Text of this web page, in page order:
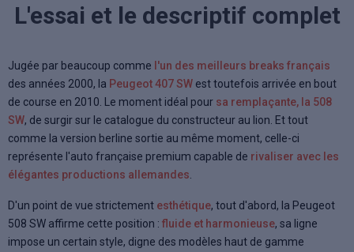
L'essai et le descriptif complet
Jugée par beaucoup comme l'un des meilleurs breaks français
des années 2000, la Peugeot 407 SW est toutefois arrivée en bout
de course en 2010. Le moment idéal pour sa remplaçante, la 508
SW, de surgir sur le catalogue du constructeur au lion. Et tout
comme la version berline sortie au même moment, celle-ci
représente l'auto française premium capable de rivaliser avec les
élégantes productions allemandes
D'un point de vue strictement esthétique, tout d'abord, la Peugeot
508 SW affirme cette position : fluide et harmonieuse, sa ligne
impose un certain style, digne des modèles haut de gamme